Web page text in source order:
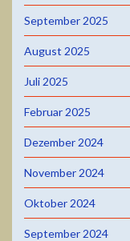
September 2025
August 2025
Juli 2025
Februar 2025
Dezember 2024
November 2024
Oktober 2024
September 2024